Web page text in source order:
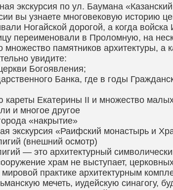
экскурсия по ул. Баумана
вы узнаете многовековую историю
Ногайской дорогой, а когда
переименовали в Проломную, на
множество памятников архитектуры,
увидите:
Богоявления;
Банка, где в годы
кареты Екатерины II и множество
и многое другое
«накрытие»
экскурсия «Раифский монастырь и
(внешний осмотр)
— это архитектурный
храм не выступает,
практике архитектурным
мечеть, иудейскую синагогу,